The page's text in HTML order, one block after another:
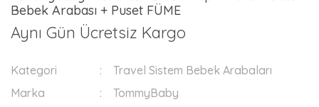
Bebek Arabası + Puset FÜME
Aynı Gün Ücretsiz Kargo
Kategori
Travel Sistem Bebek Arabaları
Marka
TommyBaby